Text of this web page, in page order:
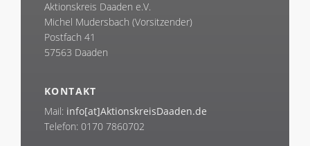
Aktionskreis Daaden e.V.
Michel Mudersbach (Vorsitzender)
Postfach 41
57563 Daaden
KONTAKT
Mail: info[at]AktionskreisDaaden.de
Telefon: 0170 7860702